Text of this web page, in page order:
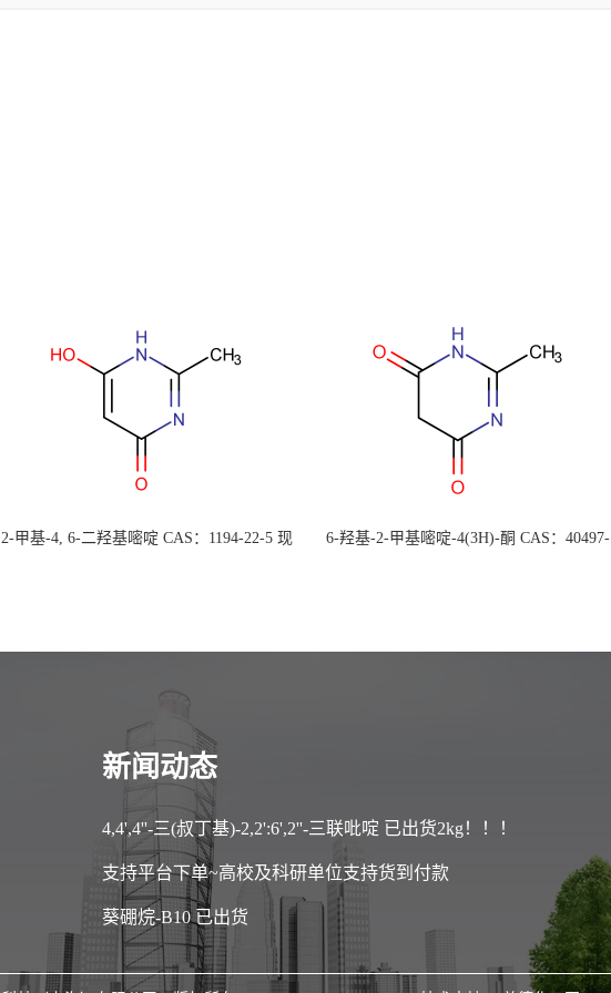
2-甲基-4, 6-二羟基嘧啶 CAS：1194-22-5 现
6-羟基-2-甲基嘧啶-4(3H)-酮 CAS：40497-
新闻动态
4,4',4''-三(叔丁基)-2,2':6',2''-三联吡啶 已出货2kg！！！
支持平台下单~高校及科研单位支持货到付款
葵硼烷-B10 已出货